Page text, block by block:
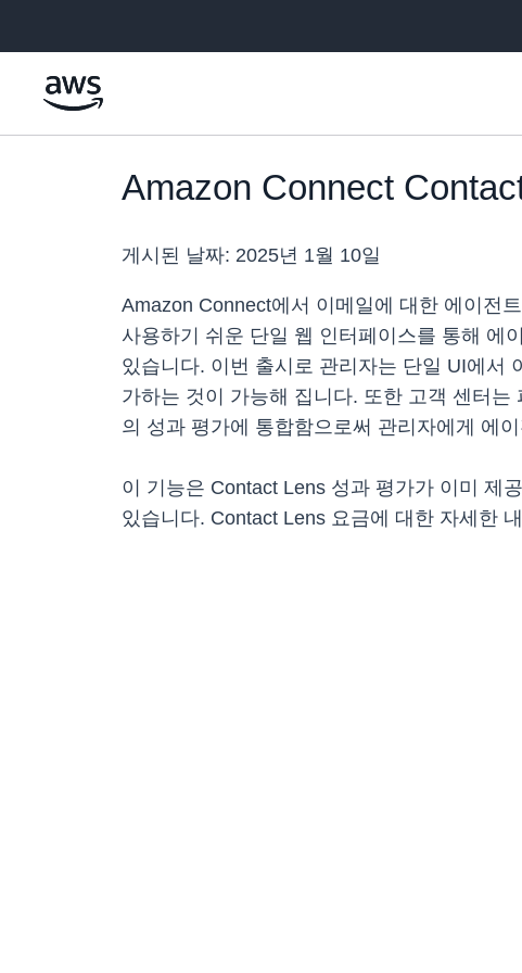
Amazon Connect
게시된 날짜: 2025년 1월 10일
Amazon Connect에서 이메일에 대한 에이전
사용하기 쉬운 단일 웹 인터페이스를 통해 에
있습니다. 이번 출시로 관리자는 단일 UI에서
가하는 것이 가능해 집니다. 또한 고객 센터
의 성과 평가에 통합함으로써 관리자에게 에
이 기능은 Contact Lens 성과 평가가 이미 제
있습니다. Contact Lens 요금에 대한 자세한